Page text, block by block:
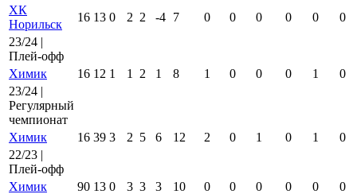
ХК
Норильск
16 13 0 2 2 -4 7 0 0 0 0 0
0
23/24 |
Плей-офф
Химик
16 12 1 1 2 1 8 1 0 0 0 1
0
23/24 |
Регулярный
чемпионат
Химик
16 39 3 2 5 6 12 2 0 1 0 1
0
22/23 |
Плей-офф
Химик
90 13 0 3 3 3 10 0 0 0 0 0
0